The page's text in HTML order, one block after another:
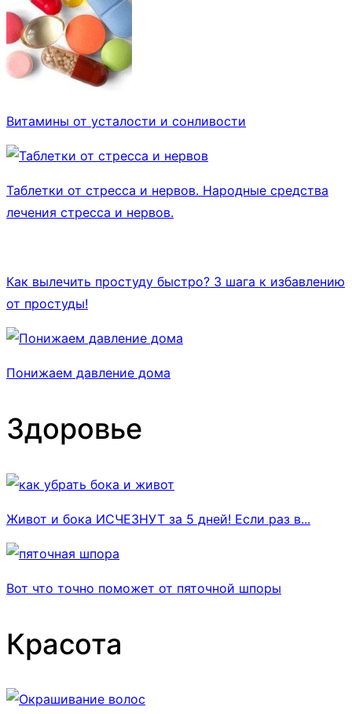
Витамины от усталости и сонливости
Таблетки от стресса и нервов. Народные средства
лечения стресса и нервов.
Как вылечить простуду быстро? 3 шага к избавлению
от простуды!
Понижаем давление дома
Здоровье
Живот и бока ИСЧЕЗНУТ за 5 дней! Если раз в...
Вот что точно поможет от пяточной шпоры
Красота